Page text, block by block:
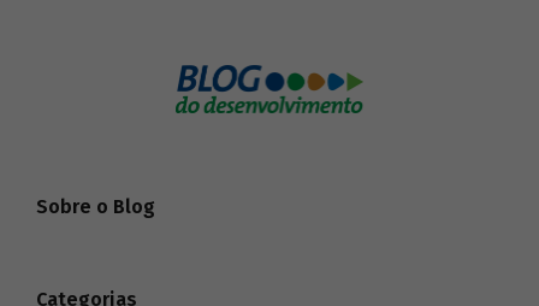
Sobre o Blog
Categorias